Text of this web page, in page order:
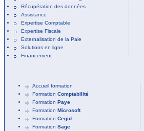
Récupération des données
Assistance
Expertise Comptable
Expertise Fiscale
Externalisation de la Paie
Solutions en ligne
Financement
Accueil formation
Formation Comptabilité
Formation Paye
Formation Microsoft
Formation Cegid
Formation Sage